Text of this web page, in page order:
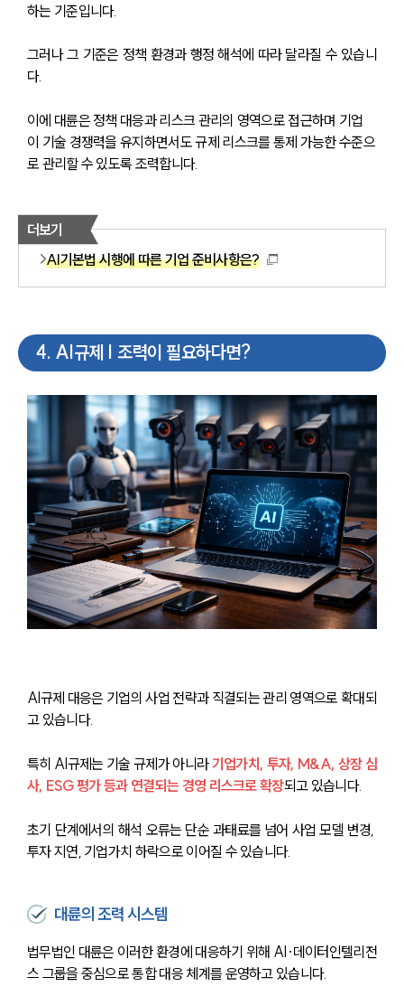
하는 기준입니다.
그러나 그 기준은 정책 환경과 행정 해석에 따라 달라질 수 있습니
다.
이에 대륜은 정책 대응과 리스크 관리의 영역으로 접근하며 기업
이 기술 경쟁력을 유지하면서도 규제 리스크를 통제 가능한 수준으
로 관리할 수 있도록 조력합니다.
더보기
AI기본법 시행에 따른 기업 준비사항은?
4. AI규제 | 조력이 필요하다면?
AI규제 대응은 기업의 사업 전략과 직결되는 관리 영역으로 확대되
고 있습니다.
특히 AI규제는 기술 규제가 아니라 기업가치, 투자, M&A, 상장 심
사, ESG 평가 등과 연결되는 경영 리스크로 확장되고 있습니다.
초기 단계에서의 해석 오류는 단순 과태료를 넘어 사업 모델 변경,
투자 지연, 기업가치 하락으로 이어질 수 있습니다.
대륜의 조력 시스템
법무법인 대륜은 이러한 환경에 대응하기 위해 AI·데이터인텔리전
스 그룹을 중심으로 통합 대응 체계를 운영하고 있습니다.